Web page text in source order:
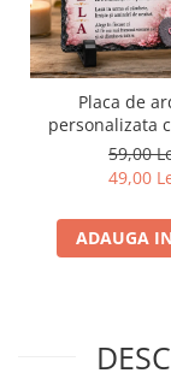
Placa de
personalizata
59,00
49,00
ADAUGA